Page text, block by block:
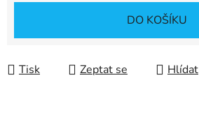
DO KOŠÍKU
Tisk Zeptat se Hlídat